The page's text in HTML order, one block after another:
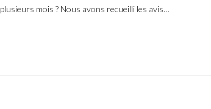
plusieurs mois ? Nous avons recueilli les avis…